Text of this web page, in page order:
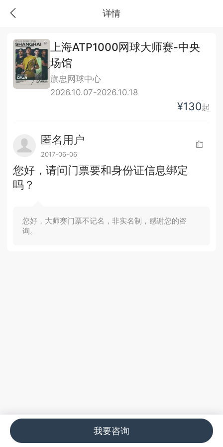
详情
上海ATP1000网球大师赛-中央
场馆
旗忠网球中心
2026.10.07-2026.10.18
¥130起
匿名用户
2017-06-06
您好，请问门票要和身份证信息绑定
吗？
您好，大师赛门票不记名，非实名制，感谢您的咨
询。
我要咨询